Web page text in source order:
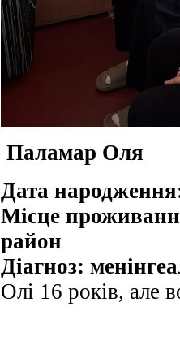
Паламар Оля
Дата
Місце
район
Діагноз:
Олі 16 років, але